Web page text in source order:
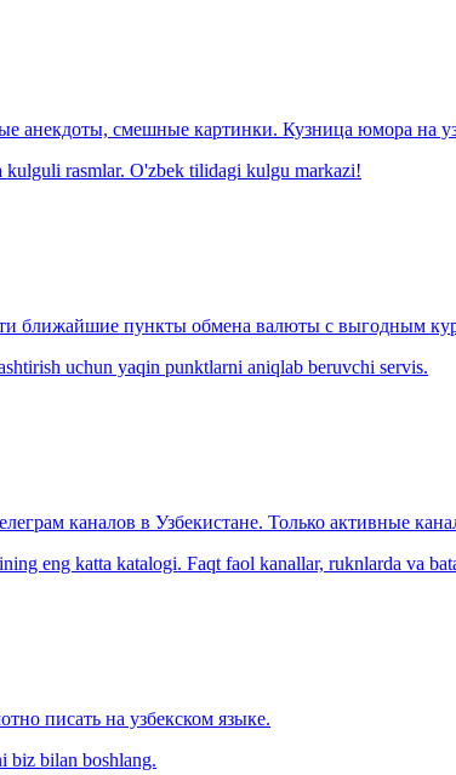
анекдоты, смешные картинки. Кузница юмора на
kulguli rasmlar. O'zbek tilidagi kulgu markazi!
ближайшие пункты обмена валюты с выгодным
uchun yaqin punktlarni aniqlab beruvchi servis.
каналов в Узбекистане. Только активные
eng katta katalogi. Faqt faol kanallar, ruknlarda va
писать на узбекском языке.
biz bilan boshlang.